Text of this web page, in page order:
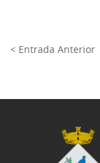
< Entrada Anterior